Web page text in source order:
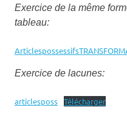
Exercice de la même
tableau:
Exercice de lacunes:
articlesposs Télécharger